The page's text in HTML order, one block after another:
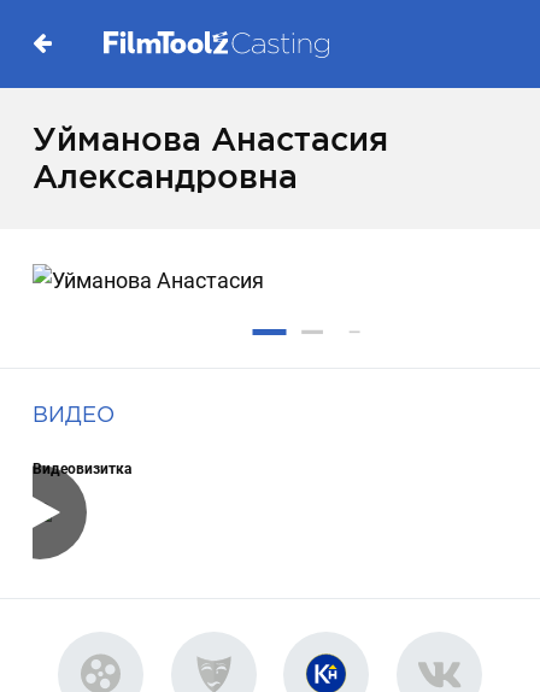
Уйманова Анастасия
Александровна
ВИДЕО
Видеовизитка